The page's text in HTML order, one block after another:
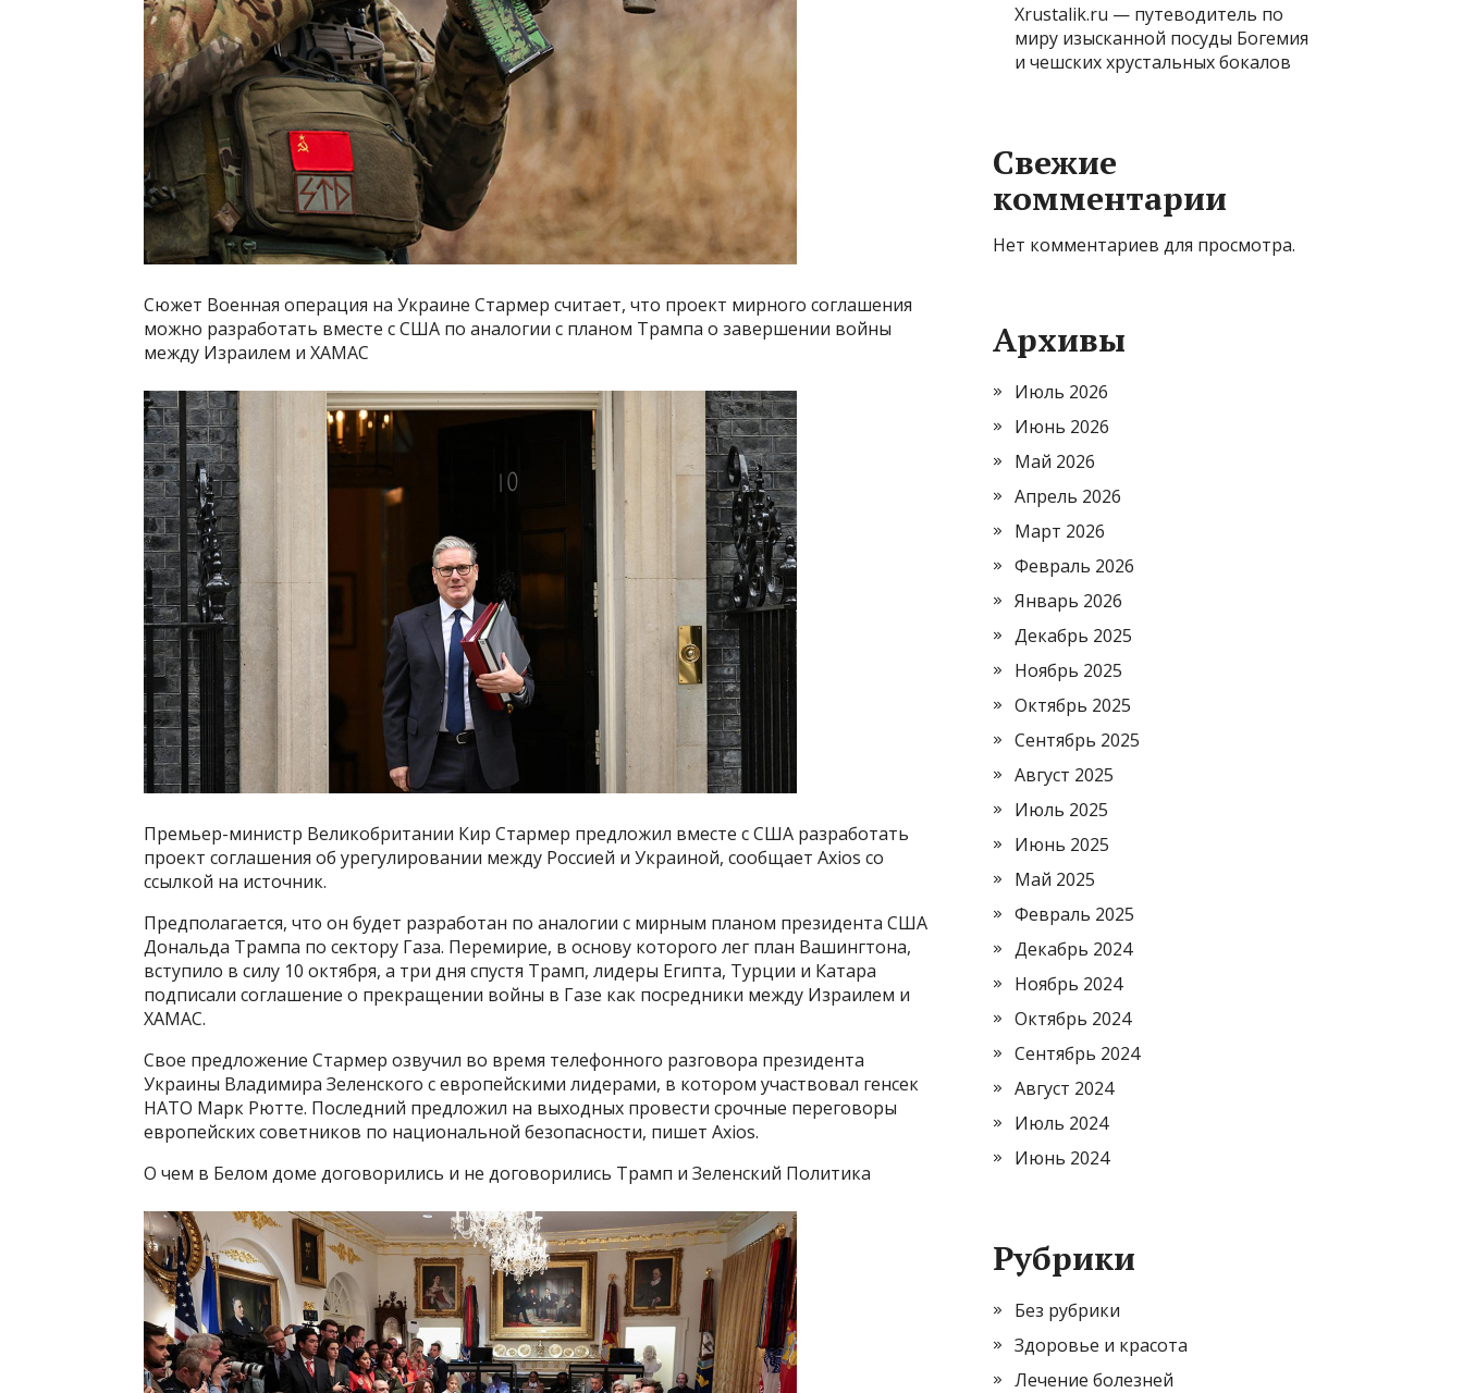
Сюжет Военная операция на Украине Стармер считает, что проект мирного соглашения
можно разработать вместе с США по аналогии с планом Трампа о завершении войны
между Израилем и ХАМАС
Премьер-министр Великобритании Кир Стармер предложил вместе с США разработать
проект соглашения об урегулировании между Россией и Украиной, сообщает Axios со
ссылкой на источник.
Предполагается, что он будет разработан по аналогии с мирным планом президента США
Дональда Трампа по сектору Газа. Перемирие, в основу которого лег план Вашингтона,
вступило в силу 10 октября, а три дня спустя Трамп, лидеры Египта, Турции и Катара
подписали соглашение о прекращении войны в Газе как посредники между Израилем и
ХАМАС.
Свое предложение Стармер озвучил во время телефонного разговора президента
Украины Владимира Зеленского с европейскими лидерами, в котором участвовал генсек
НАТО Марк Рютте. Последний предложил на выходных провести срочные переговоры
европейских советников по национальной безопасности, пишет Axios.
О чем в Белом доме договорились и не договорились Трамп и Зеленский Политика
Xrustalik.ru — путеводитель по
миру изысканной посуды Богемия
и чешских хрустальных бокалов
Свежие
комментарии
Нет комментариев для просмотра.
Архивы
Июль 2026
Июнь 2026
Май 2026
Апрель 2026
Март 2026
Февраль 2026
Январь 2026
Декабрь 2025
Ноябрь 2025
Октябрь 2025
Сентябрь 2025
Август 2025
Июль 2025
Июнь 2025
Май 2025
Февраль 2025
Декабрь 2024
Ноябрь 2024
Октябрь 2024
Сентябрь 2024
Август 2024
Июль 2024
Июнь 2024
Рубрики
Без рубрики
Здоровье и красота
Лечение болезней